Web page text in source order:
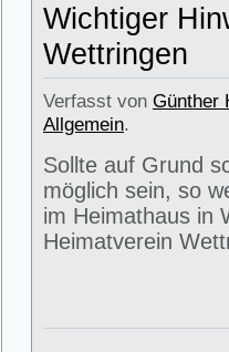
Wichtiger
Wettringen
Verfasst von Günther
Allgemein.
Sollte auf Grund
möglich sein, so
im Heimathaus in
Heimatverein